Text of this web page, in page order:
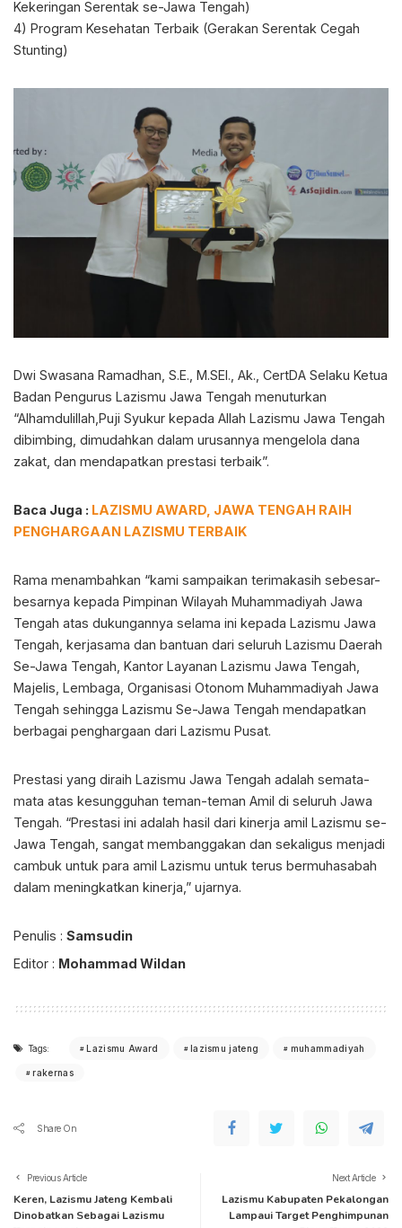
Kekeringan Serentak se-Jawa Tengah)
4) Program Kesehatan Terbaik (Gerakan Serentak Cegah
Stunting)
Dwi Swasana Ramadhan, S.E., M.SEI., Ak., CertDA Selaku Ketua
Badan Pengurus Lazismu Jawa Tengah menuturkan
“Alhamdulillah,Puji Syukur kepada Allah Lazismu Jawa Tengah
dibimbing, dimudahkan dalam urusannya mengelola dana
zakat, dan mendapatkan prestasi terbaik”.
Baca Juga : LAZISMU AWARD, JAWA TENGAH RAIH
PENGHARGAAN LAZISMU TERBAIK
Rama menambahkan “kami sampaikan terimakasih sebesar-
besarnya kepada Pimpinan Wilayah Muhammadiyah Jawa
Tengah atas dukungannya selama ini kepada Lazismu Jawa
Tengah, kerjasama dan bantuan dari seluruh Lazismu Daerah
Se-Jawa Tengah, Kantor Layanan Lazismu Jawa Tengah,
Majelis, Lembaga, Organisasi Otonom Muhammadiyah Jawa
Tengah sehingga Lazismu Se-Jawa Tengah mendapatkan
berbagai penghargaan dari Lazismu Pusat.
Prestasi yang diraih Lazismu Jawa Tengah adalah semata-
mata atas kesungguhan teman-teman Amil di seluruh Jawa
Tengah. “Prestasi ini adalah hasil dari kinerja amil Lazismu se-
Jawa Tengah, sangat membanggakan dan sekaligus menjadi
cambuk untuk para amil Lazismu untuk terus bermuhasabah
dalam meningkatkan kinerja,” ujarnya.
Penulis : Samsudin
Editor : Mohammad Wildan
Tags: Lazismu Award lazismu jateng muhammadiyah
rakernas
Share On
Previous Article
Keren, Lazismu Jateng Kembali
Dinobatkan Sebagai Lazismu
Next Article
Lazismu Kabupaten Pekalongan
Lampaui Target Penghimpunan